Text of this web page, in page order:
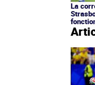
La